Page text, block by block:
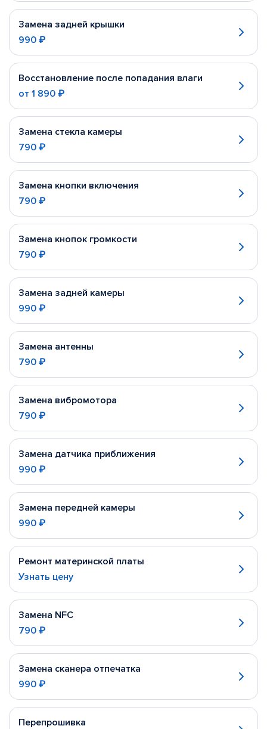
Замена задней крышки
990 ₽
Восстановление после попадания влаги
от 1 890 ₽
Замена стекла камеры
790 ₽
Замена кнопки включения
790 ₽
Замена кнопок громкости
790 ₽
Замена задней камеры
990 ₽
Замена антенны
790 ₽
Замена вибромотора
790 ₽
Замена датчика приближения
990 ₽
Замена передней камеры
990 ₽
Ремонт материнской платы
Узнать цену
Замена NFC
790 ₽
Замена сканера отпечатка
990 ₽
Перепрошивка